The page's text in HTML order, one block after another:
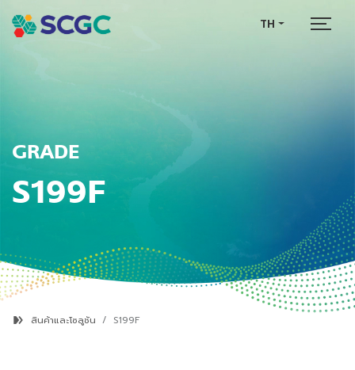
TH
GRADE
S199F
สินค้าและโซลูชัน S199F